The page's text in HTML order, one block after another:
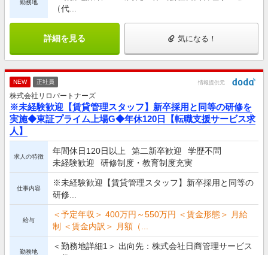
勤務地
（代...
詳細を見る 気になる！
NEW 正社員 情報提供元
株式会社リロパートナーズ
※未経験歓迎【賃貸管理スタッフ】新卒採用と同等の研修を
実施◆東証プライム上場G◆年休120日【転職支援サービス求
人】
求人の特徴
年間休日120日以上 第二新卒歓迎
学歴不問
未経験歓迎
研修制度・教育制度充実
仕事内容
※未経験歓迎【賃貸管理スタッフ】新卒採用と同等の
研修...
給与
＜予定年収＞ 400万円～550万円 ＜賃金形態＞ 月給
制 ＜賃金内訳＞ 月額（...
勤務地
＜勤務地詳細1＞ 出向先：株式会社日商管理サービス